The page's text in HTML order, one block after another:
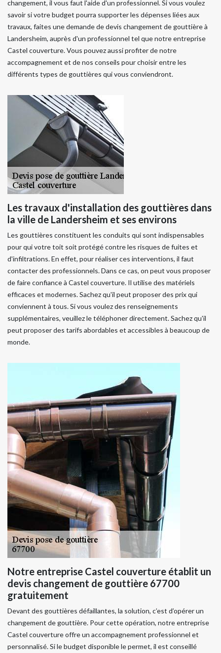
changement, il vous faut l'aide d'un professionnel. Si vous voulez
savoir si votre budget pourra supporter les dépenses liées aux
travaux, faites une demande de devis changement de gouttière à
Landersheim, auprès d'un professionnel tel que notre entreprise
Castel couverture. Vous pouvez aussi profiter de notre
accompagnement et de nos conseils pour choisir entre les
différents types de gouttières qui vous conviendront.
Les travaux d'installation des gouttières dans
la ville de Landersheim et ses environs
Les gouttières constituent les conduits qui sont indispensables
pour qui votre toit soit protégé contre les risques de fuites et
d'infiltrations. En effet, pour réaliser ces interventions, il faut
contacter des professionnels. Dans ce cas, on peut vous proposer
de faire confiance à Castel couverture. Il utilise des matériels
efficaces et modernes. Sachez qu'il peut proposer des prix qui
conviennent à tous. Si vous voulez des renseignements
supplémentaires, veuillez le téléphoner directement. Sachez qu'il
peut proposer des tarifs abordables et accessibles à beaucoup de
monde.
Notre entreprise Castel couverture établit un
devis changement de gouttière 67700
gratuitement
Devant des gouttières défaillantes, la solution, c’est d’opérer un
changement de gouttière. Pour cette opération, notre entreprise
Castel couverture offre un accompagnement professionnel et
personnalisé. Si le budget disponible le permet, il est conseillé